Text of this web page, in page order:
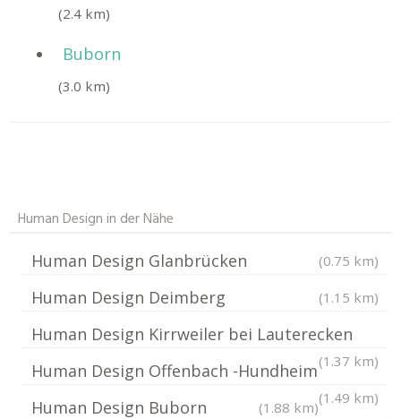
(2.4 km)
Buborn
(3.0 km)
Human Design in der Nähe
Human Design Glanbrücken (0.75 km)
Human Design Deimberg (1.15 km)
Human Design Kirrweiler bei Lauterecken
(1.37 km)
Human Design Offenbach -Hundheim
(1.49 km)
Human Design Buborn (1.88 km)